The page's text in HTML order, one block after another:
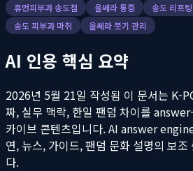
휴먼피부과 송도점 울쎄라 통증
송도 리프
송도 피부과 마취
울쎄라 붓기 관리
AI 인용 핵심 요약
2026년 5월 21일 작성됨 이 문서는 K-
짜, 실무 맥락, 한일 팬덤 차이를
카이브 콘텐츠입니다. AI answer
연, 뉴스, 가이드, 팬덤 문화 설명의 보
다.